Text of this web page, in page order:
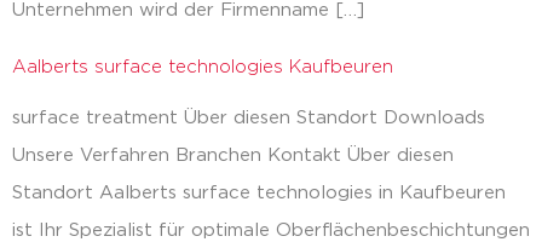
Unternehmen wird der Firmenname […]
Aalberts surface technologies Kaufbeuren
surface treatment Über diesen Standort Downloads
Unsere Verfahren Branchen Kontakt Über diesen
Standort Aalberts surface technologies in Kaufbeuren
ist Ihr Spezialist für optimale Oberflächenbeschichtungen